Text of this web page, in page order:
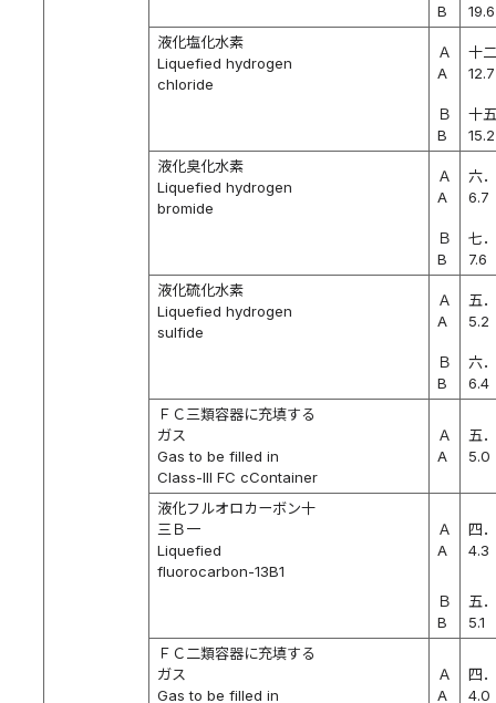
B
19.6
液化塩化水素
Liquefied hydrogen
chloride
Ａ
A
十
12.7
Ｂ
B
十
15.2
液化臭化水素
Liquefied hydrogen
bromide
Ａ
A
六
6.7
Ｂ
B
七
7.6
液化硫化水素
Liquefied hydrogen
sulfide
Ａ
A
五
5.2
Ｂ
B
六
6.4
ＦＣ三類容器に充填する
ガス
Gas to be filled in
Class-III FC cContainer
Ａ
A
五
5.0
液化フルオロカーボン十
三Ｂ一
Liquefied
fluorocarbon-13B1
Ａ
A
四
4.3
Ｂ
B
五
5.1
ＦＣ二類容器に充填する
ガス
Gas to be filled in
Ａ
A
四
4.0